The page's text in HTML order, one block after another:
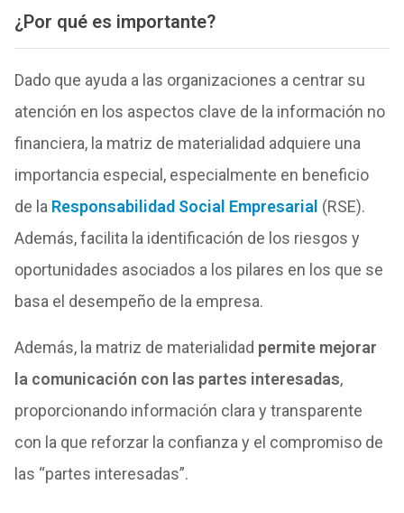
¿Por qué es importante?
Dado que ayuda a las organizaciones a centrar su
atención en los aspectos clave de la información no
financiera, la matriz de materialidad adquiere una
importancia especial, especialmente en beneficio
de la Responsabilidad Social Empresarial (RSE).
Además, facilita la identificación de los riesgos y
oportunidades asociados a los pilares en los que se
basa el desempeño de la empresa.
Además, la matriz de materialidad permite mejorar
la comunicación con las partes interesadas,
proporcionando información clara y transparente
con la que reforzar la confianza y el compromiso de
las “partes interesadas”.